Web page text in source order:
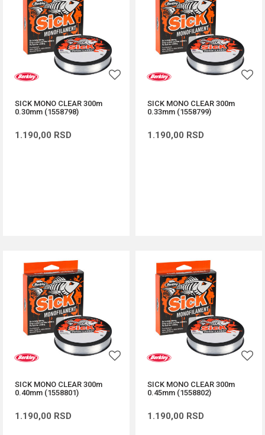
SICK MONO CLEAR 300m
0.30mm (1558798)
1.190,00 RSD
SICK MONO CLEAR 300m
0.33mm (1558799)
1.190,00 RSD
SICK MONO CLEAR 300m
0.40mm (1558801)
1.190,00 RSD
SICK MONO CLEAR 300m
0.45mm (1558802)
1.190,00 RSD